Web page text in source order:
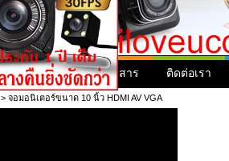
สินค้ามาใหม่ ข่าวสาร ติดต่อเรา
> จอมอนิเตอร์ขนาด 10 นิ้ว HDMI AV VGA